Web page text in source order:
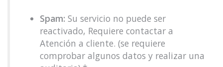
Spam: Su servicio no puede ser
reactivado, Requiere contactar a
Atención a cliente. (se requiere
comprobar algunos datos y realizar una